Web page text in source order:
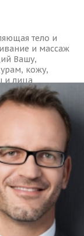
тело и
и массаж
Вашу,
кожу,
и лица
крови и
ног и
этой spa-